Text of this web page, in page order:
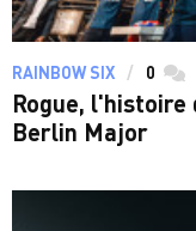
RAINBOW SIX 0
Rogue, l'histoire
Berlin Major